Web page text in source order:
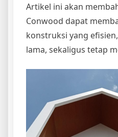
Artikel ini akan
Conwood dapat
konstruksi yang
lama, sekaligus tetap